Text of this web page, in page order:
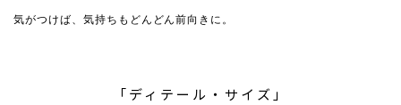
気がつけば、気持ちもどんどん前向きに。
「ディテール・サイズ」